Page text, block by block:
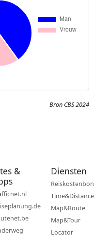
Bron CBS 2024
&
Diensten
Reiskostenbon
Time&Distance
Map&Route
Map&Tour
Locator